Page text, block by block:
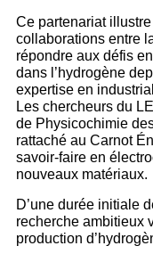
Ce partenariat
collaborations entre
répondre aux défis
dans l’hydrogène
expertise en
Les chercheurs du
de Physicochimie
rattaché au Carnot
savoir-faire en
nouveaux matériaux.
D’une durée initiale
recherche ambitieux
production